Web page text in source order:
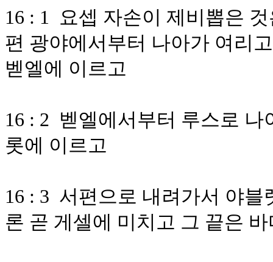
16 : 1 요셉 자손이 제비뽑은
편 광야에서부터 나아가 여리
벧엘에 이르고
16 : 2 벧엘에서부터 루스로
롯에 이르고
16 : 3 서편으로 내려가서 야
론 곧 게셀에 미치고 그 끝은